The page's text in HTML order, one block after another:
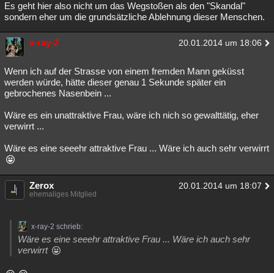
Es geht hier also nicht um das Wegstoßen als den "Skandal"
sondern eher um die grundsätzliche Ablehnung dieser Menschen.
x-ray-2 20.01.2014 um 18:06
Wenn ich auf der Strasse von einem fremden Mann geküsst
werden würde, hätte dieser genau 1 Sekunde später ein
gebrochenes Nasenbein ...
Wäre es ein unattraktive Frau, wäre ich nich so gewalttätig, eher
verwirrt ...
Wäre es eine seeehr attraktive Frau ... Wäre ich auch sehr verwirrt
Zerox 20.01.2014 um 18:07
ehemaliges Mitglied
x-ray-2 schrieb:
Wäre es eine seeehr attraktive Frau ... Wäre ich auch sehr
verwirrt